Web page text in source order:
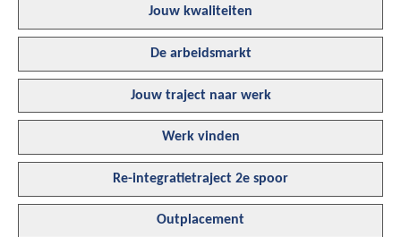
Jouw kwaliteiten
De arbeidsmarkt
Jouw traject naar werk
Werk vinden
Re-integratietraject 2e spoor
Outplacement